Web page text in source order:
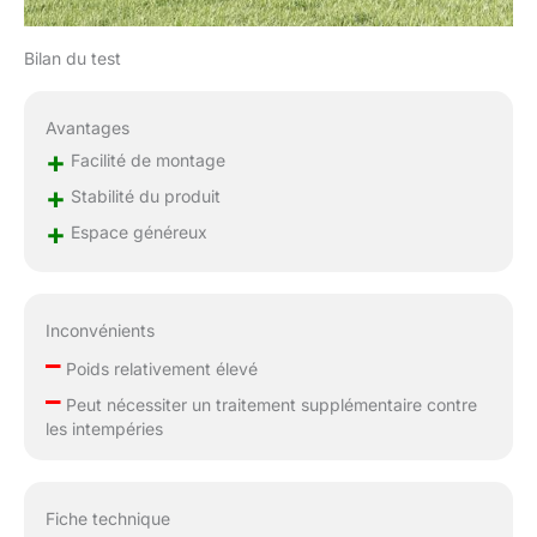
Bilan du test
Avantages
+ Facilité de montage
+ Stabilité du produit
+ Espace généreux
Inconvénients
–Poids relativement élevé
–Peut nécessiter un traitement supplémentaire contre
les intempéries
Fiche technique